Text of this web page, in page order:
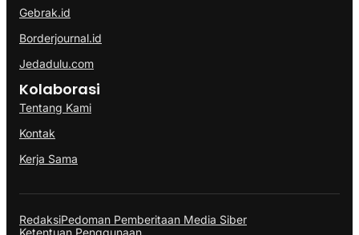
Gebrak.id
Borderjournal.id
Jedadulu.com
Kolaborasi
Tentang Kami
Kontak
Kerja Sama
RedaksiPedoman Pemberitaan Media Siber
Ketentuan Penggunaan